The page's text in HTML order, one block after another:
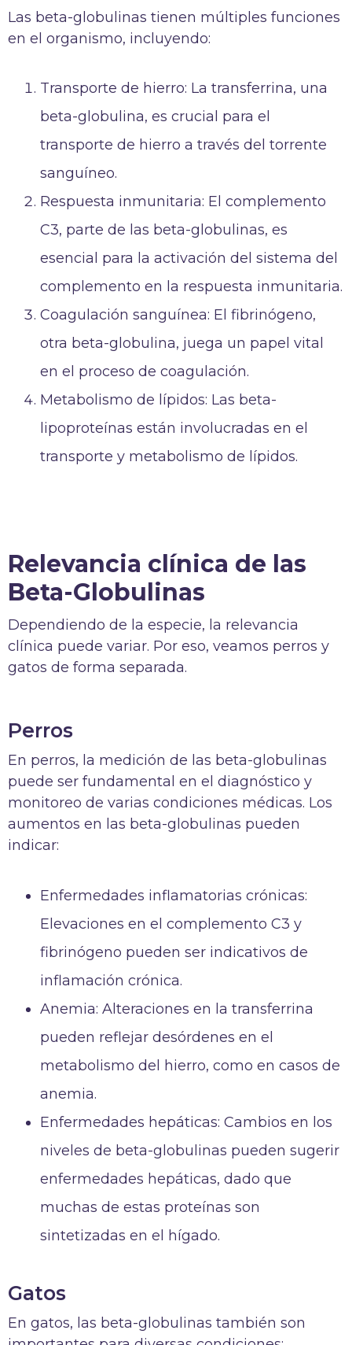
Las beta-globulinas tienen múltiples funciones
en el organismo, incluyendo:
Transporte de hierro: La transferrina, una
beta-globulina, es crucial para el
transporte de hierro a través del torrente
sanguíneo.
Respuesta inmunitaria: El complemento
C3, parte de las beta-globulinas, es
esencial para la activación del sistema del
complemento en la respuesta inmunitaria.
Coagulación sanguínea: El fibrinógeno,
otra beta-globulina, juega un papel vital
en el proceso de coagulación.
Metabolismo de lípidos: Las beta-
lipoproteínas están involucradas en el
transporte y metabolismo de lípidos.
Relevancia clínica de las
Beta-Globulinas
Dependiendo de la especie, la relevancia
clínica puede variar. Por eso, veamos perros y
gatos de forma separada.
Perros
En perros, la medición de las beta-globulinas
puede ser fundamental en el diagnóstico y
monitoreo de varias condiciones médicas. Los
aumentos en las beta-globulinas pueden
indicar:
Enfermedades inflamatorias crónicas:
Elevaciones en el complemento C3 y
fibrinógeno pueden ser indicativos de
inflamación crónica.
Anemia: Alteraciones en la transferrina
pueden reflejar desórdenes en el
metabolismo del hierro, como en casos de
anemia.
Enfermedades hepáticas: Cambios en los
niveles de beta-globulinas pueden sugerir
enfermedades hepáticas, dado que
muchas de estas proteínas son
sintetizadas en el hígado.
Gatos
En gatos, las beta-globulinas también son